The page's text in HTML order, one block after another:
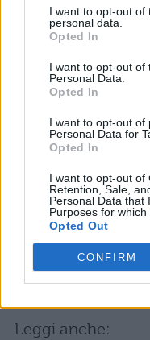
I want to opt-out of
personal data.
Opted In
I want to opt-out of
Personal Data.
Opted In
I want to opt-out of
Personal Data for
Opted In
I want to opt-out of
Retention, Sale,
Personal Data that
Purposes for which
Opted Out
CONFIRM
che, vista la
strani e dubbiosa
ha chiesto ad
compagna. Lei, si
sentimenti
Andrea sempre
atteggiamenti
scopriremo
Pago che, come
Leggi anche: